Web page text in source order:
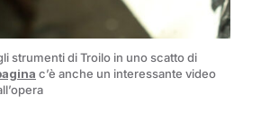
strumenti di Troilo in uno scatto di
c’è anche un interessante video